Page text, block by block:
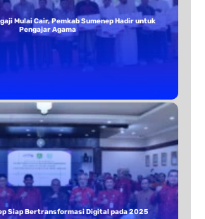
Mulai Cair, Pemkab Sumenep Hadir untuk
Pengajar Agama
Siap Bertransformasi Digital pada 2025